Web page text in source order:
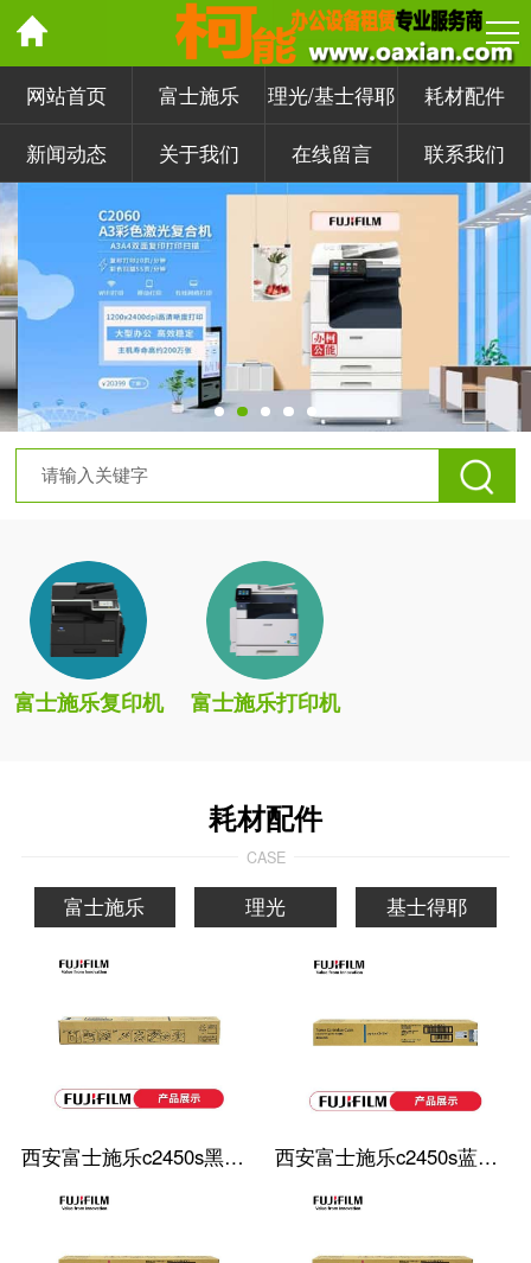
网站首页 富士施乐 理光/基士得耶 耗材配件
新闻动态 关于我们 在线留言 联系我们
富士施乐复印机 富士施乐打印机
耗材配件
CASE
富士施乐 理光 基士得耶
西安富士施乐c2450s黑色粉盒 西安富士施乐c2450s蓝色粉盒